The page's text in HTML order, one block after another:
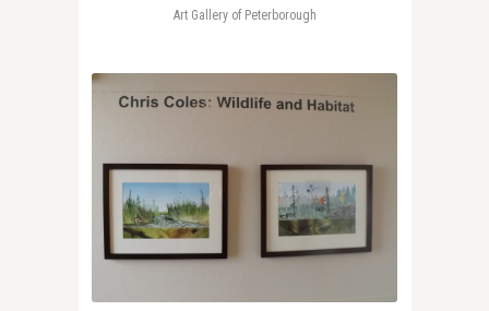
Art Gallery of Peterborough